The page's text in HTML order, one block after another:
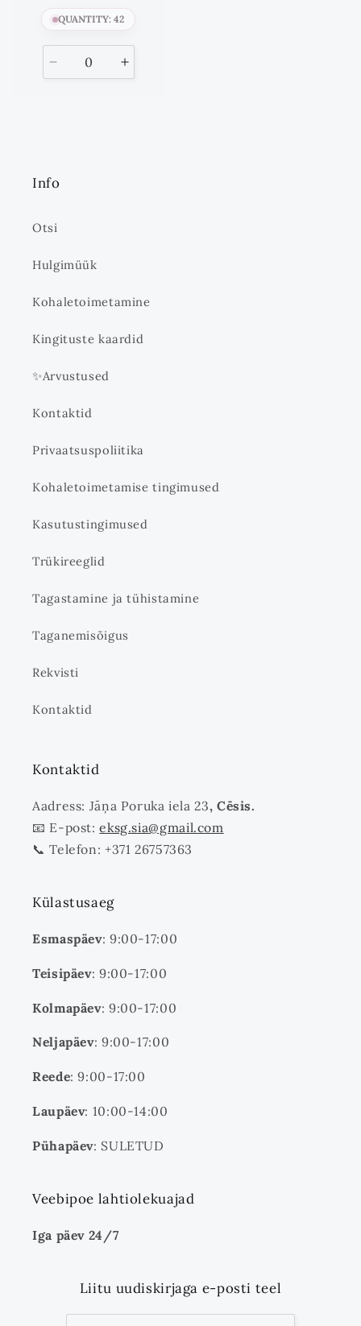
QUANTITY: 42
Vähenda
Suurenda
Info
Otsi
Hulgimüük
Kohaletoimetamine
Kingituste kaardid
✨Arvustused
Kontaktid
Privaatsuspoliitika
Kohaletoimetamise tingimused
Kasutustingimused
Trükireeglid
Tagastamine ja tühistamine
Taganemisõigus
Rekvisti
Kontaktid
Kontaktid
Aadress: Jāņa Poruka iela 23, Cēsis.
📧 E-post:eksg.sia@gmail.com
📞 Telefon: +371 26757363
Külastusaeg
Esmaspäev: 9:00-17:00
Teisipäev: 9:00-17:00
Kolmapäev: 9:00-17:00
Neljapäev: 9:00-17:00
Reede: 9:00-17:00
Laupäev: 10:00-14:00
Pühapäev: SULETUD
Veebipoe lahtiolekuajad
Iga päev 24/7
Liitu uudiskirjaga e-posti teel